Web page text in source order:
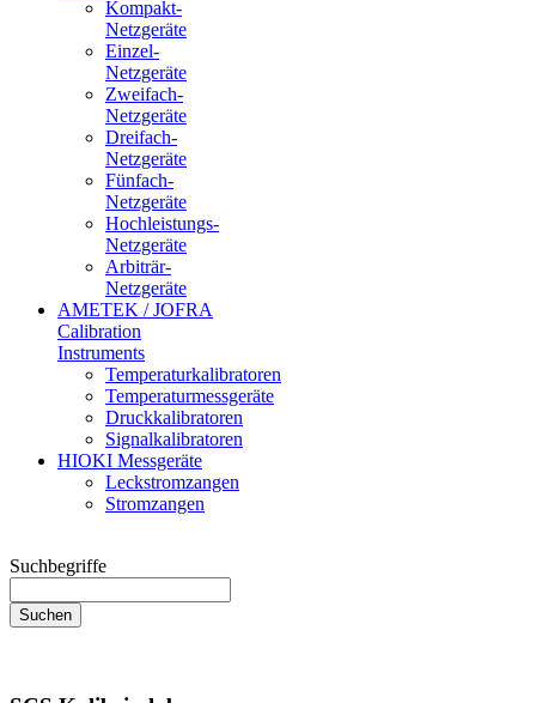
Kompakt-
Netzgeräte
Einzel-
Netzgeräte
Zweifach-
Netzgeräte
Dreifach-
Netzgeräte
Fünfach-
Netzgeräte
Hochleistungs-
Netzgeräte
Arbiträr-
Netzgeräte
AMETEK / JOFRA
Calibration
Instruments
Temperaturkalibratoren
Temperaturmessgeräte
Druckkalibratoren
Signalkalibratoren
HIOKI Messgeräte
Leckstromzangen
Stromzangen
Suchbegriffe